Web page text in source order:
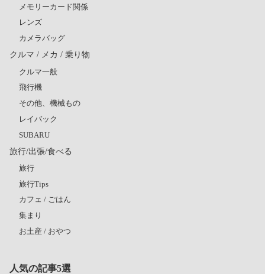
メモリーカード関係
レンズ
カメラバッグ
クルマ / メカ / 乗り物
クルマ一般
飛行機
その他、機械もの
レイバック
SUBARU
旅行/出張/食べる
旅行
旅行Tips
カフェ / ごはん
集まり
お土産 / おやつ
人気の記事5選